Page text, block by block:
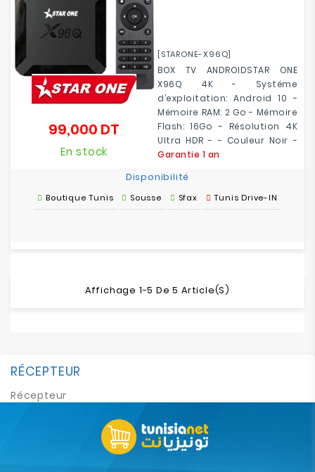
[STARONE-X96Q]
BOX TV ANDROIDSTAR ONE
X96Q 4K - Systéme
d’exploitation: Android 10 -
Mémoire RAM: 2 Go - Mémoire
Flash: 16Go - Résolution 4K
Ultra HDR - - Couleur Noir -
Garantie 1 an
99,000 DT
En stock
Disponibilité
Boutique Tunis Sousse Sfax Tunis Drive-IN
Affichage 1-5 De 5 Article(s)
RÉCEPTEUR
Récepteur